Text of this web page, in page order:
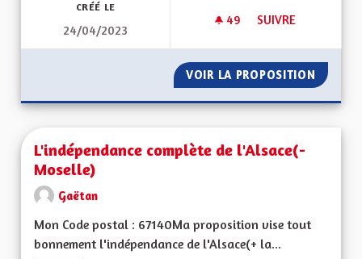
CRÉÉ LE
24/04/2023
49 49 ABONNÉS
SUIVRE
VOIR LA PROPOSITION
L'indépendance complète de l'Alsace(-
Moselle)
Gaëtan
Mon Code postal : 67140Ma proposition vise tout
bonnement l'indépendance de l'Alsace(+ la...